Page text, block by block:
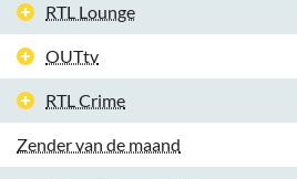
RTL Lounge
OUTtv
RTL Crime
Zender van de maand